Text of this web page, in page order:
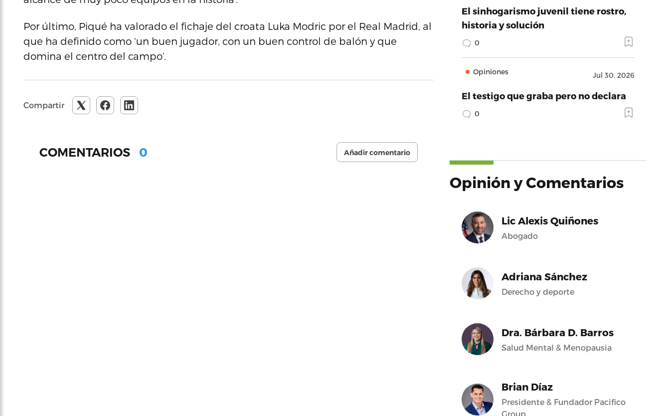
Por último, Piqué ha valorado el fichaje del croata Luka Modric por el Real Madrid, al
que ha definido como ‘un buen jugador, con un buen control de balón y que
domina el centro del campo’.
Compartir
COMENTARIOS 0 Añadir comentario
El sinhogarismo juvenil tiene rostro,
historia y solución
0
Opiniones Jul 30, 2026
El testigo que graba pero no declara
0
Opinión y Comentarios
Lic Alexis Quiñones
Abogado
Adriana Sánchez
Derecho y deporte
Dra. Bárbara D. Barros
Salud Mental & Menopausia
Brian Díaz
Presidente & Fundador Pacifico
Group